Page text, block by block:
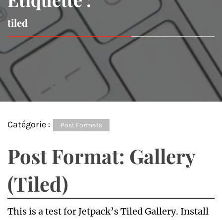
tiled
Catégorie : Post Formats
Post Format: Gallery
(Tiled)
This is a test for Jetpack’s Tiled Gallery. Install